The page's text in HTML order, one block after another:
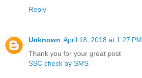
Reply
Unknown April 18, 2018 at 1:27 PM
Thank you for your great post
SSC check by SMS